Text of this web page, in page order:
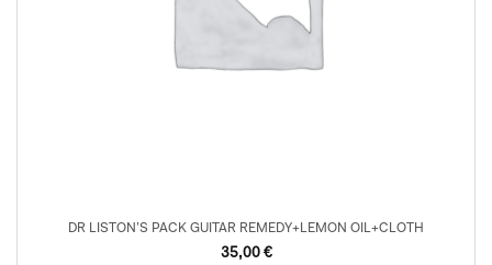
DR LISTON’S PACK GUITAR REMEDY+LEMON OIL+CLOTH
35,00 €